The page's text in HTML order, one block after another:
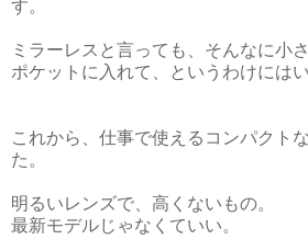
す。
ミラーレスと言っても、そんなに小
ポケットに入れて、というわけにはい
これから、仕事で使えるコンパクト
た。
明るいレンズで、高くないもの。
最新モデルじゃなくていい。